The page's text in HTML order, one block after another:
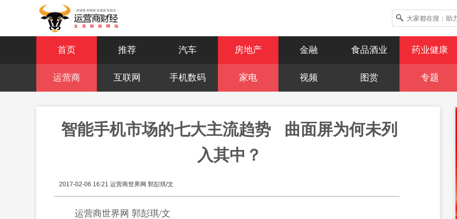
首页 推荐 汽车 房地产 金融 食品酒业 药业健康
运营商 互联网 手机数码 家电 视频 图赏 专题
智能手机市场的七大主流趋势   曲面屏为何未列
入其中？
2017-02-06 16:21 运营商世界网 郭彭琪/文
运营商世界网 郭彭琪/文